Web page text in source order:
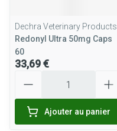
Dechra Veterinary Products
Redonyl Ultra 50mg Caps
60
33,69 €
Ajouter au panier